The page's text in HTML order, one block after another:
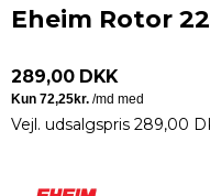
Eheim Rotor
289,00 DKK
Vejl. udsalgspris 289,00